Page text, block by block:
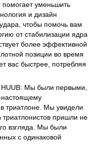
помогает уменьшить
и дизайн
чтобы помочь вам
от стабилизации ядра
более эффективной
позиции во время
вас быстрее, потребляя
HUUB: Мы были первыми,
настоящему
триатлоне. Мы увидели
триатлонистов пришли не
взгляда. Мы были
с одинаковой